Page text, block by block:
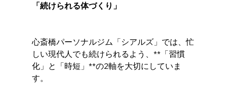
「続けられる体づくり」
心斎橋パーソナルジム「シアルズ」では、忙
しい現代人でも続けられるよう、**「習慣
化」と「時短」**の2軸を大切にしていま
す。